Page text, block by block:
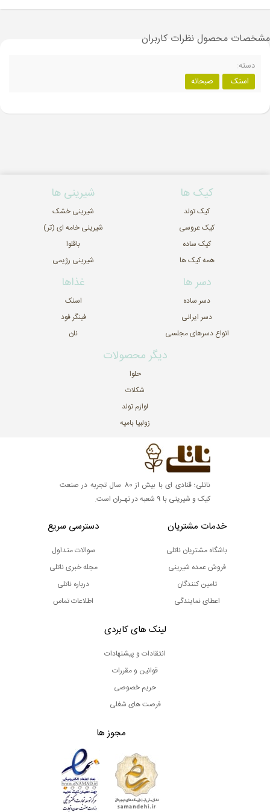
مشخصات محصولنظرات کاربران
دسته:
اسنک
صبحانه
کیک ها
کیک تولد
کیک عروسی
کیک ساده
همه کیک ها
شیرینی ها
شیرینی خشک
شیرینی خامه ای (تر)
باقلوا
شیرینی رژیمی
دسر ها
دسر ساده
دسر ایرانی
انواع دسرهای مجلسی
غذاها
اسنک
فینگر فود
نان
دیگر محصولات
حلوا
شکلات
لوازم تولد
زولبیا بامیه
ناتلی؛ قنادی ای با بیش از 80 سال تجربه در صنعت
کیک و شیرینی با 9 شعبه در تهـران است.
خدمات مشتریان
باشگاه مشتریان ناتلی
فروش عمده شیرینی
تامین کنندگان
اعطای نمایندگی
دسترسی سریع
سوالات متداول
مجله خبری ناتلی
درباره ناتلی
اطلاعات تماس
لینک های کابردی
انتقادات و پیشنهادات
قوانین و مقررات
حریم خصوصی
فرصت های شغلی
مجوز ها